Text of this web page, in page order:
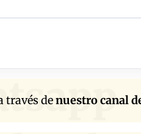
través denuestro canal